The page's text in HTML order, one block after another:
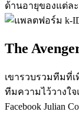
ด้านอายุของแต่ล
The
เขารวบรวมทีมที่
ทีมความไว้วางใ
Facebook Julian